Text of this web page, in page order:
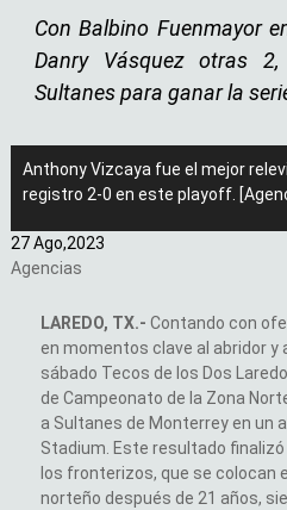
Con Balbino Fuenmayor
Danry Vásquez otras
Sultanes para ganar la
Anthony Vizcaya fue el mejor
registro 2-0 en este playoff.
27 Ago,2023
Agencias
LAREDO, TX.- Contando con
en momentos clave al abridor y
sábado Tecos de los Dos
de Campeonato de la Zona
a Sultanes de Monterrey en un
Stadium. Este resultado finalizó
los fronterizos, que se colocan
norteño después de 21 años,